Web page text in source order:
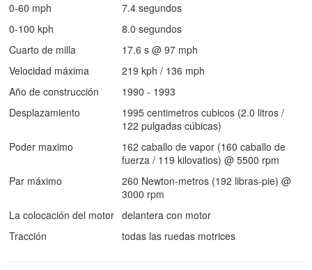
0-60 mph
7.4 segundos
0-100 kph
8.0 segundos
Cuarto de milla
17.6 s @ 97 mph
Velocidad máxima
219 kph / 136 mph
Año de construcción
1990 - 1993
Desplazamiento
1995 centimetros cubicos (2.0 litros /
122 pulgadas cúbicas)
Poder maximo
162 caballo de vapor (160 caballo de
fuerza / 119 kilovatios) @ 5500 rpm
Par máximo
260 Newton-metros (192 libras-pie) @
3000 rpm
La colocación del motor delantera con motor
Tracción
todas las ruedas motrices